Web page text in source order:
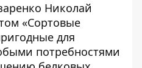
Николай
«Сортовые
для
потребностями